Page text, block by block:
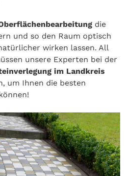
die
und so den Raum optisch
wirken lassen. All
unsere Experten bei der
im Landkreis
um Ihnen die besten